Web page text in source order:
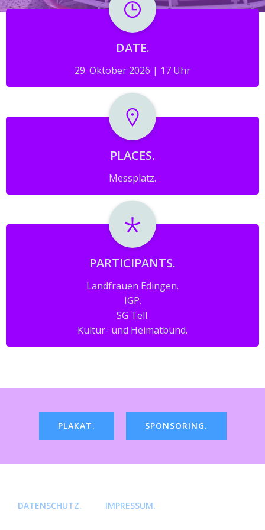
DATE.
29. Oktober 2026 | 17 Uhr
PLACES.
Messplatz.
PARTICIPANTS.
Landfrauen Edingen.
IGP.
SG Tell.
Kultur- und Heimatbund.
PLAKAT. SPONSORING.
DATENSCHUTZ. IMPRESSUM.